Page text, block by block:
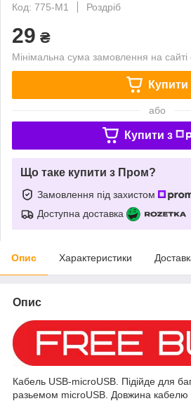
Код: 775-М1
Роздріб
29 ₴
Мінімальна сума замовлення на
Купити
або
Купити з
Що таке купити з Пром?
Замовлення під захистом
Доступна доставка
Опис Характеристики
Опис
Кабель USB-microUSB. Підійде для
разьемом microUSB. Довжина кабелю